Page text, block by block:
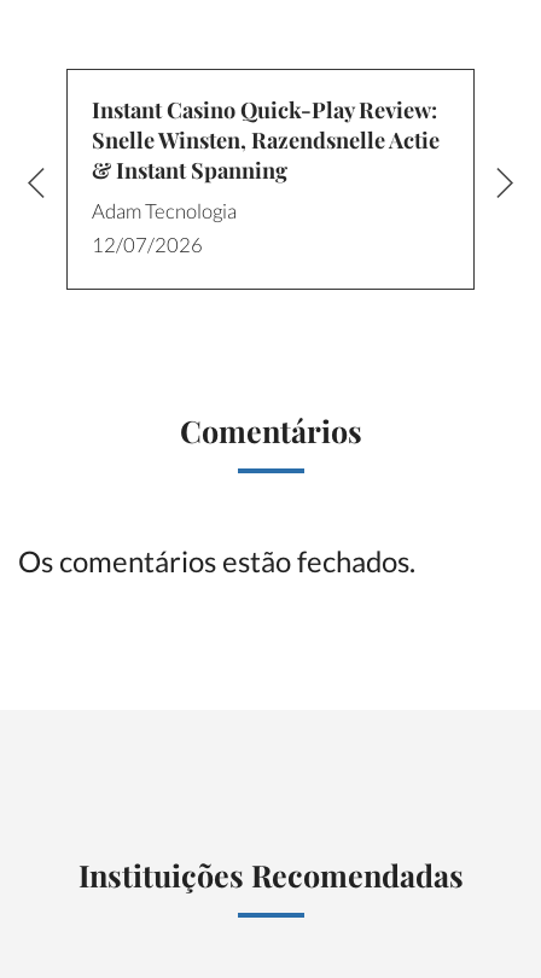
Instant Casino Quick‑Play Review:
Snelle Winsten, Razendsnelle Actie
& Instant Spanning
Adam Tecnologia
12/07/2026
Comentários
Os comentários estão fechados.
Instituições Recomendadas